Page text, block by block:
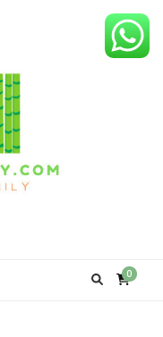
0